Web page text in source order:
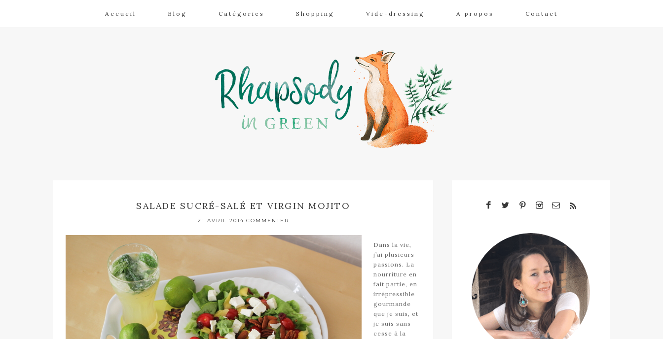
Accueil Blog Catégories Shopping Vide-dressing A propos Contact
SALADE SUCRÉ-SALÉ ET VIRGIN MOJITO
21 AVRIL 2014 COMMENTER
Dans la vie,
j’ai plusieurs
passions. La
nourriture en
fait partie, en
irrépressible
gourmande
que je suis, et
je suis sans
cesse à la